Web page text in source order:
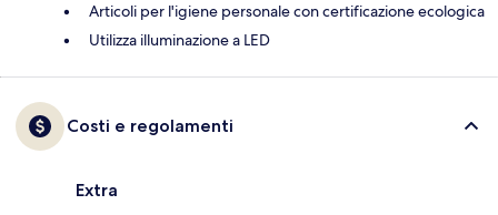
Articoli per l'igiene personale con certificazione ecologica
Utilizza illuminazione a LED
Costi e regolamenti
Extra